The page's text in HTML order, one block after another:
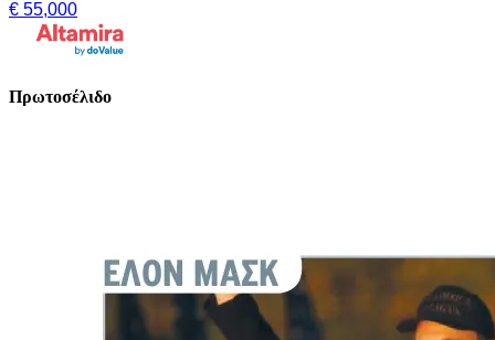
€ 55,000
Πρωτοσέλιδο